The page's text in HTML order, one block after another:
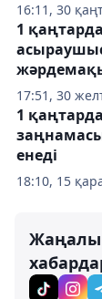
16:11, 30
17:51, 30
1
18:10, 15
1
енеді